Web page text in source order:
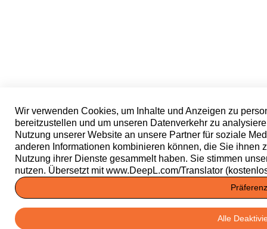
Wir verwenden Cookies, um Inhalte und Anzeigen zu
bereitzustellen und um unseren Datenverkehr zu
Nutzung unserer Website an unsere Partner für soziale
anderen Informationen kombinieren können, die Sie ihnen
Nutzung ihrer Dienste gesammelt haben. Sie stimmen
nutzen. Übersetzt mit www.DeepL.com/Translator
Präferenz
Alle